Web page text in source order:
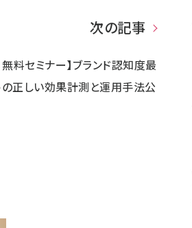
次の記事
料セミナー】ブランド認知度最
正しい効果計測と運用手法公